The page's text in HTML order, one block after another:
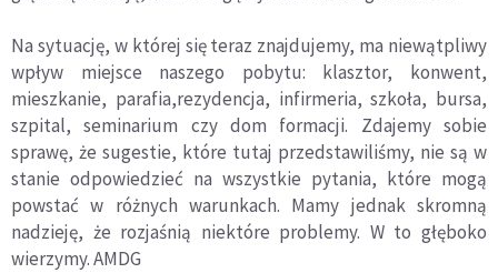
Na sytuację, w której się teraz znajdujemy, ma niewątpliwy
wpływ miejsce naszego pobytu: klasztor, konwent,
mieszkanie, parafia,rezydencja, infirmeria, szkoła, bursa,
szpital, seminarium czy dom formacji. Zdajemy sobie
sprawę, że sugestie, które tutaj przedstawiliśmy, nie są w
stanie odpowiedzieć na wszystkie pytania, które mogą
powstać w różnych warunkach. Mamy jednak skromną
nadzieję, że rozjaśnią niektóre problemy. W to głęboko
wierzymy. AMDG